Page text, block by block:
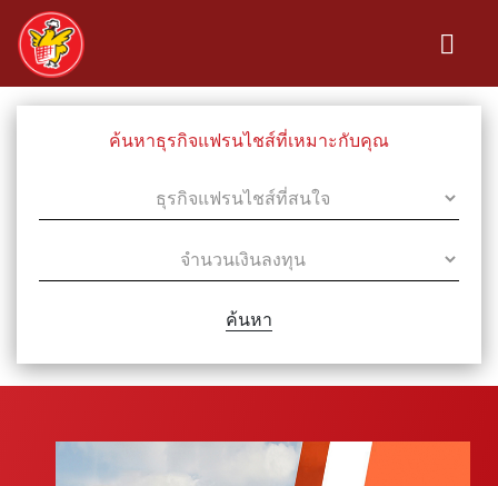
ค้นหาธุรกิจแฟรนไชส์ที่เหมาะกับคุณ
ค้นหา